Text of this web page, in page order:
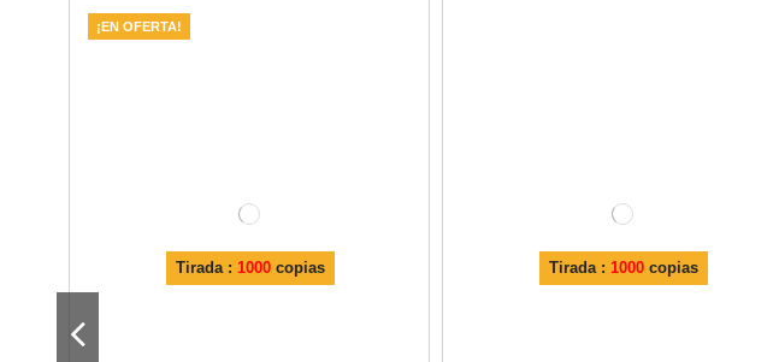
Tirada : 1000 copias
¡EN OFERTA!
Tirada : 1000 copias